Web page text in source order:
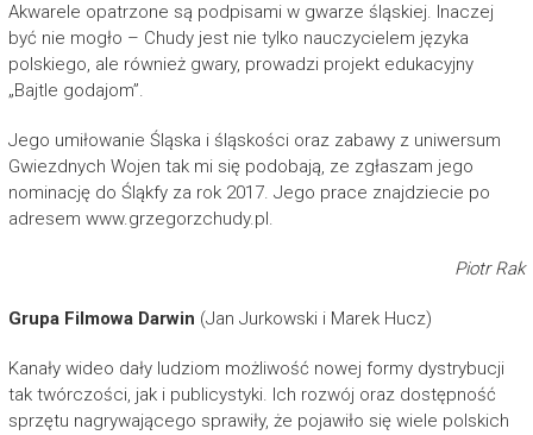
Akwarele opatrzone są podpisami w gwarze śląskiej. Inaczej
być nie mogło – Chudy jest nie tylko nauczycielem języka
polskiego, ale również gwary, prowadzi projekt edukacyjny
„Bajtle godajom”.
Jego umiłowanie Śląska i śląskości oraz zabawy z uniwersum
Gwiezdnych Wojen tak mi się podobają, ze zgłaszam jego
nominację do Śląkfy za rok 2017. Jego prace znajdziecie po
adresem www.grzegorzchudy.pl.
Piotr Rak
Grupa Filmowa Darwin (Jan Jurkowski i Marek Hucz)
Kanały wideo dały ludziom możliwość nowej formy dystrybucji
tak twórczości, jak i publicystyki. Ich rozwój oraz dostępność
sprzętu nagrywającego sprawiły, że pojawiło się wiele polskich